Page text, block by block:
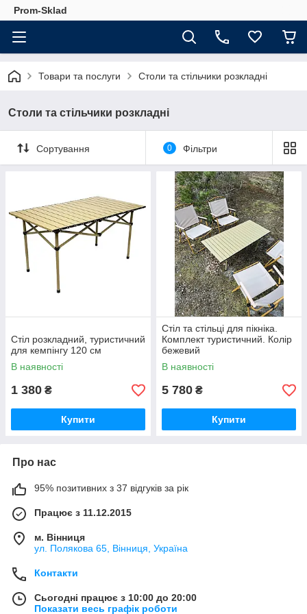
Prom-Sklad
Товари та послуги Столи та стільчики розкладні
Столи та стільчики розкладні
Сортування 0 Фільтри
Стіл розкладний, туристичний
для кемпінгу 120 см
В наявності
1 380 ₴
Купити
Стіл та стільці для пікніка.
Комплект туристичний. Колір
бежевий
В наявності
5 780 ₴
Купити
Про нас
95% позитивних з 37 відгуків за рік
Працює з 11.12.2015
м. Вінниця
ул. Полякова 65, Вінниця, Україна
Контакти
Сьогодні працює з 10:00 до 20:00
Показати весь графік роботи